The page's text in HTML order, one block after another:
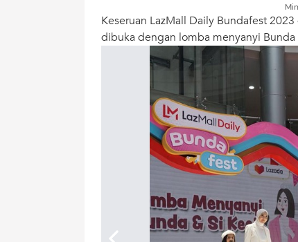
Keseruan LazMall Daily Bundafest
dibuka dengan lomba menyanyi Bunda